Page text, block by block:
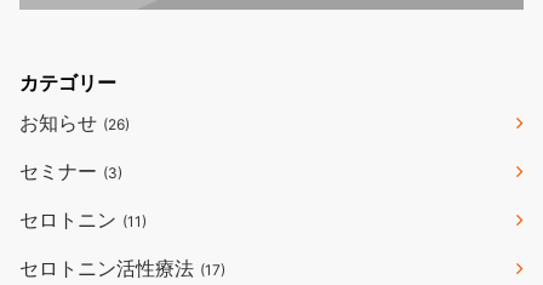
カテゴリー
お知らせ (26)
セミナー (3)
セロトニン (11)
セロトニン活性療法 (17)